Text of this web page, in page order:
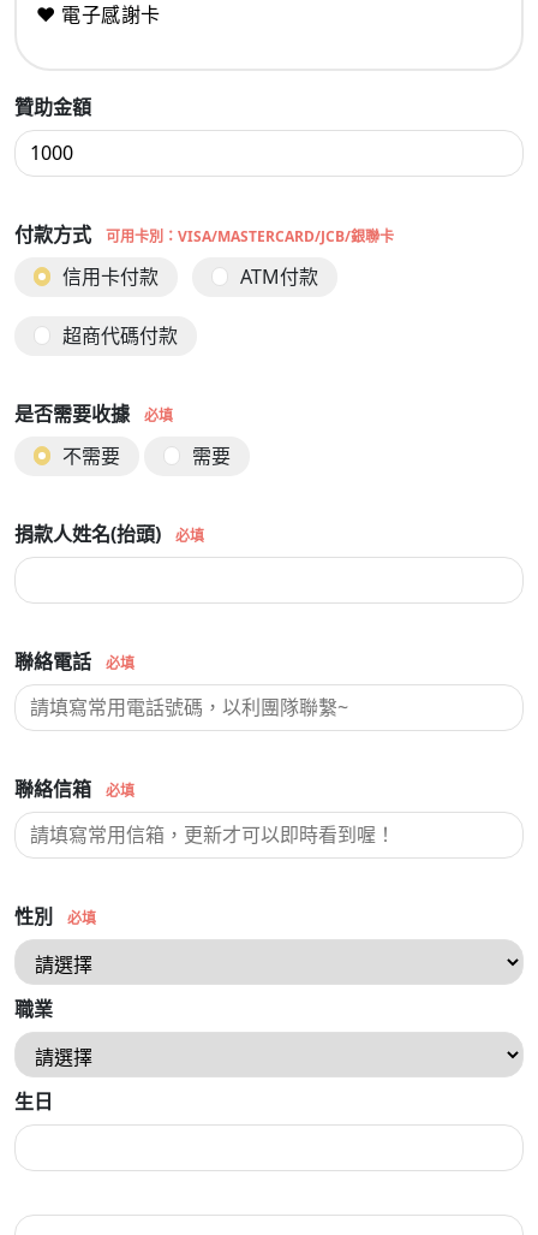
❤️ 電子感謝卡
贊助金額
付款方式 可用卡別：VISA/MASTERCARD/JCB/銀聯卡
信用卡付款 ATM付款
超商代碼付款
是否需要收據 必填
不需要 需要
捐款人姓名(抬頭) 必填
聯絡電話 必填
聯絡信箱 必填
生日
性別 必填
職業